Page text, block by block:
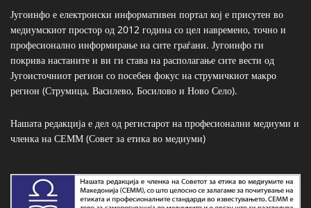
Југоинфо е електронски информативен портал кој е присутен во
медиумскиот простор од 2012 година со цел навремено, точно и
професионално информирање на сите граѓани. Југоинфо ги
покрива настаните и ви ги става на располагање сите вести од
Југоисточниот регион со посебен фокус на струмичкиот макро
регион (Струмица, Василево, Босилово и Ново Село).
Нашата редакција е дел од регистарот на професионални медиуми и
членка на СЕММ (Совет за етика во медиуми)